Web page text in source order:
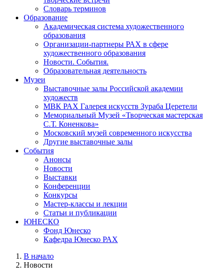
Словарь терминов
Образование
Академическая система художественного
образования
Организации-партнеры РАХ в сфере
художественного образования
Новости. События.
Образовательная деятельность
Музеи
Выставочные залы Российской академии
художеств
МВК РАХ Галерея искусств Зураба Церетели
Мемориальный Музей «Творческая мастерская
С.Т. Коненкова»
Московский музей современного искусства
Другие выставочные залы
События
Анонсы
Новости
Выставки
Конференции
Конкурсы
Мастер-классы и лекции
Статьи и публикации
ЮНЕСКО
Фонд Юнеско
Кафедра Юнеско РАХ
В начало
Новости